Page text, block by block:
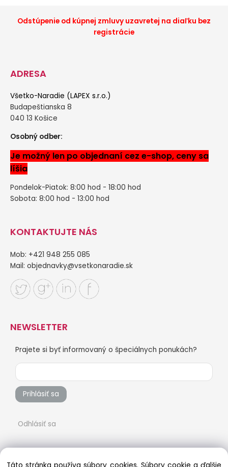
Odstúpenie od kúpnej zmluvy uzavretej na diaľku bez
registrácie
ADRESA
Všetko-Naradie (LAPEX s.r.o.)
Budapeštianska 8
040 13 Košice
Osobný odber:
Je možný len po objednaní cez e-shop, ceny sa
líšia
Pondelok-Piatok: 8:00 hod - 18:00 hod
Sobota: 8:00 hod - 13:00 hod
KONTAKTUJTE NÁS
Mob: +421 948 255 085
Mail: objednavky@vsetkonaradie.sk
NEWSLETTER
Prajete si byť informovaný o špeciálnych ponukách?
Prihlásiť sa
Odhlásiť sa